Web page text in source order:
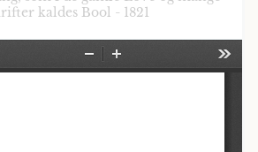
kaldes Bool - 1821